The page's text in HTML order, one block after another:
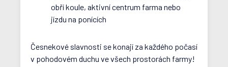
obří koule, aktivní centrum farma nebo
jízdu na ponících
Česnekové slavnosti se konají za každého počasí
v pohodovém duchu ve všech prostorách farmy!